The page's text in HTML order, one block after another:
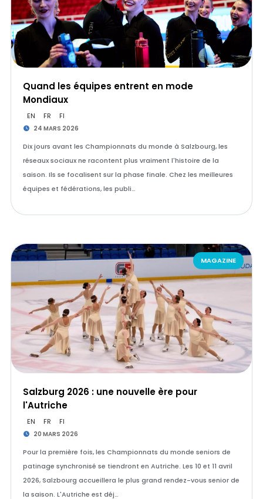
Quand les équipes entrent en mode
Mondiaux
EN FR FI
24 MARS 2026
Dix jours avant les Championnats du monde à Salzbourg, les
réseaux sociaux ne racontent plus vraiment l'histoire de la
saison. Ils se focalisent sur la phase finale. Chez les meilleures
équipes et fédérations, les publi…
MAGAZINE
Salzburg 2026 : une nouvelle ère pour
l'Autriche
EN FR FI
20 MARS 2026
Pour la première fois, les Championnats du monde seniors de
patinage synchronisé se tiendront en Autriche. Les 10 et 11 avril
2026, Salzbourg accueillera le plus grand rendez-vous senior de
la saison. L'Autriche est déj…